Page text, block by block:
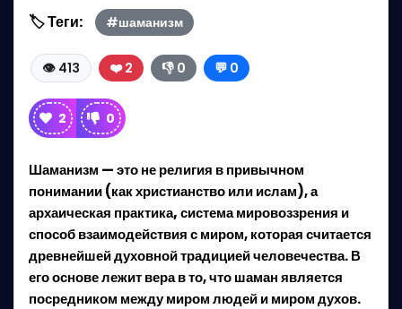
🏷️ Теги: #шаманизм
👁️ 413 ❤️ 2 👎 0 💬 0
2 0
Шаманизм — это не религия в привычном
понимании (как христианство или ислам), а
архаическая практика, система мировоззрения и
способ взаимодействия с миром, которая считается
древнейшей духовной традицией человечества. В
его основе лежит вера в то, что шаман является
посредником между миром людей и миром духов.